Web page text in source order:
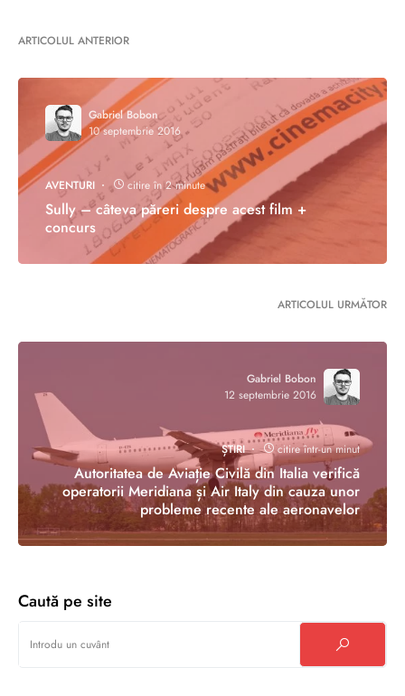
ARTICOLUL ANTERIOR
Gabriel Bobon
10 septembrie 2016
AVENTURI citire în 2 minute
Sully – câteva păreri despre acest film +
concurs
ARTICOLUL URMĂTOR
Gabriel Bobon
12 septembrie 2016
ȘTIRI citire într-un minut
Autoritatea de Aviație Civilă din Italia verifică
operatorii Meridiana și Air Italy din cauza unor
probleme recente ale aeronavelor
Caută pe site